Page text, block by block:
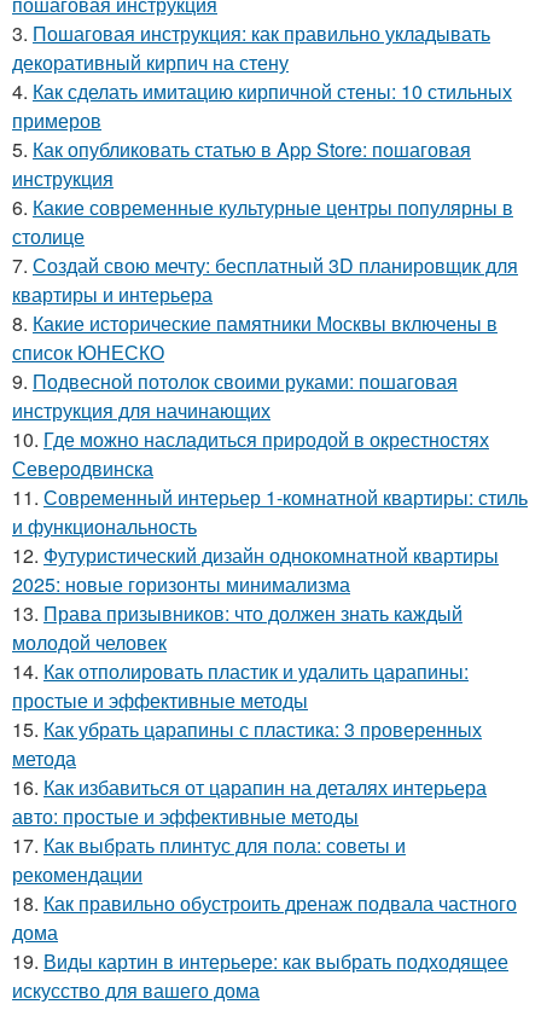
3. Пошаговая инструкция: как правильно укладывать
декоративный кирпич на стену
4. Как сделать имитацию кирпичной стены: 10 стильных
примеров
5. Как опубликовать статью в App Store: пошаговая
инструкция
6. Какие современные культурные центры популярны в
столице
7. Создай свою мечту: бесплатный 3D планировщик для
квартиры и интерьера
8. Какие исторические памятники Москвы включены в
список ЮНЕСКО
9. Подвесной потолок своими руками: пошаговая
инструкция для начинающих
10. Где можно насладиться природой в окрестностях
Северодвинска
11. Современный интерьер 1-комнатной квартиры: стиль
и функциональность
12. Футуристический дизайн однокомнатной квартиры
2025: новые горизонты минимализма
13. Права призывников: что должен знать каждый
молодой человек
14. Как отполировать пластик и удалить царапины:
простые и эффективные методы
15. Как убрать царапины с пластика: 3 проверенных
метода
16. Как избавиться от царапин на деталях интерьера
авто: простые и эффективные методы
17. Как выбрать плинтус для пола: советы и
рекомендации
18. Как правильно обустроить дренаж подвала частного
дома
19. Виды картин в интерьере: как выбрать подходящее
искусство для вашего дома